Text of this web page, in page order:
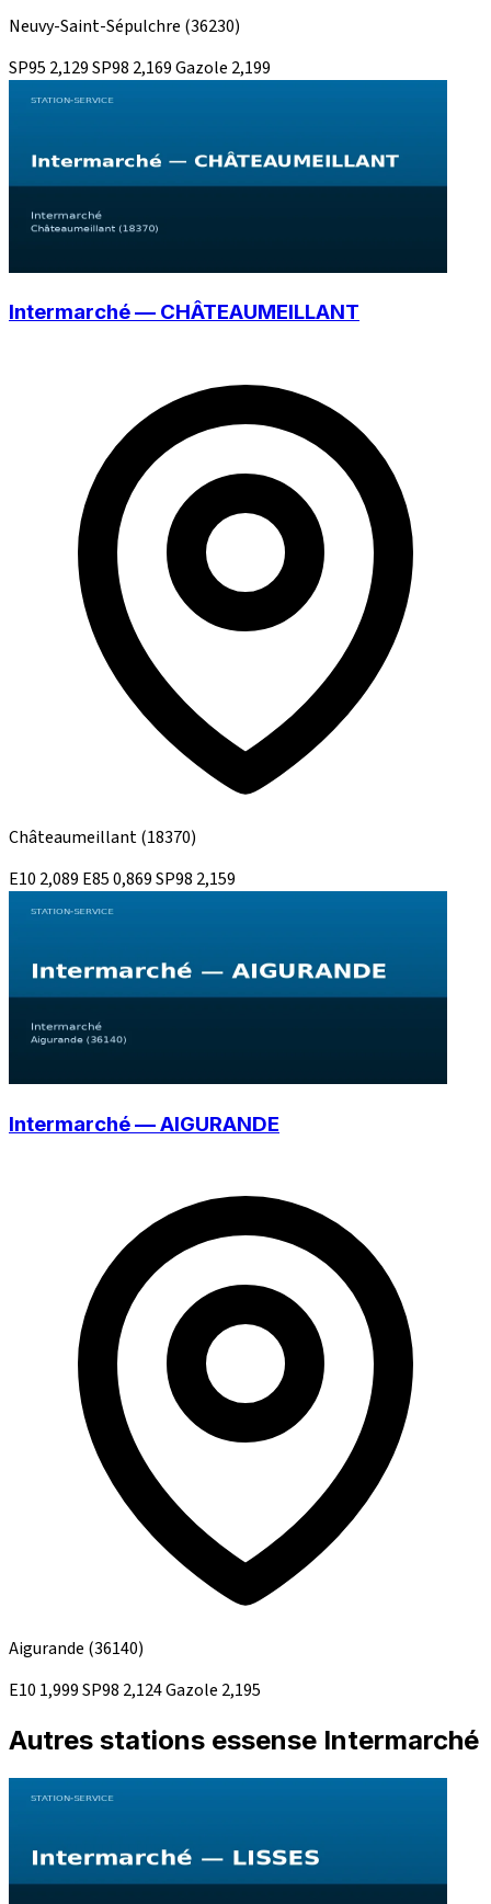
Neuvy-Saint-Sépulchre (36230)
SP95 2,129SP98 2,169Gazole 2,199
Intermarché — CHÂTEAUMEILLANT
Châteaumeillant(18370)
E10 2,089 E850,869SP98 2,159
Intermarché — AIGURANDE
Aigurande (36140)
E10 1,999SP98 2,124Gazole 2,195
Autres stations essense Intermarché